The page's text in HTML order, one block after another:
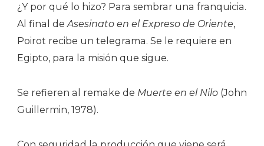
¿Y por qué lo hizo? Para sembrar una franquicia.
Al final deAsesinato en el Expreso de Oriente,
Poirot recibe un telegrama. Se le requiere en
Egipto, para la misión que sigue.
Se refieren al remake de Muerte en el Nilo (John
Guillermin, 1978).